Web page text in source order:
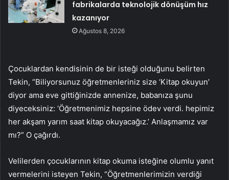
fabrikalarda teknolojik dönüşüm hız
kazanıyor
Ağustos 8, 2026
Çocuklardan kendisinin de bir isteği olduğunu belirten
Tekin, “Biliyorsunuz öğretmenleriniz size ‘Kitap okuyun’
diyor ama eve gittiğinizde annenize, babanıza şunu
diyeceksiniz: ‘Öğretmenimiz hepsine ödev verdi. hepimiz
her akşam yarım saat kitap okuyacağız.’ Anlaşmamız var
mı?” O çağırdı.
Velilerden çocuklarının kitap okuma isteğine olumlu yanıt
vermelerini isteyen Tekin, “Öğretmenlerimizin verdiği